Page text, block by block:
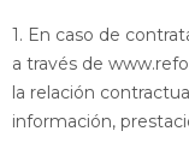
1. En caso de
a través de
la relación
información,